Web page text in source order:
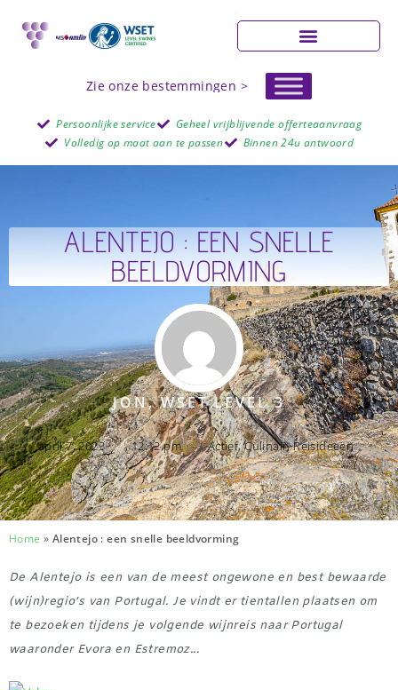
Zie onze bestemmingen >
Persoonlijke service
Geheel vrijblijvende offerteaanvraag
Volledig op maat aan te passen
Binnen 24u antwoord
ALENTEJO : EEN SNELLE
BEELDVORMING
JON, WSET LEVEL 3
april 7, 2023 ,12:12 pm ,Actief,Culinair,Reisideeën
Home » Alentejo : een snelle beeldvorming
De Alentejo is een van de meest ongewone en best bewaarde
(wijn)regio’s van Portugal. Je vindt er tientallen plaatsen om
te bezoeken tijdens je volgende wijnreis naar Portugal
waaronder Evora en Estremoz...